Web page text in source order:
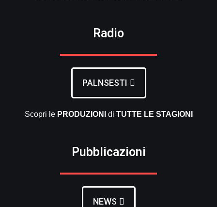
Radio
PALNSESTI
Scopri le PRODUZIONI di TUTTE LE STAGIONI
Pubblicazioni
NEWS